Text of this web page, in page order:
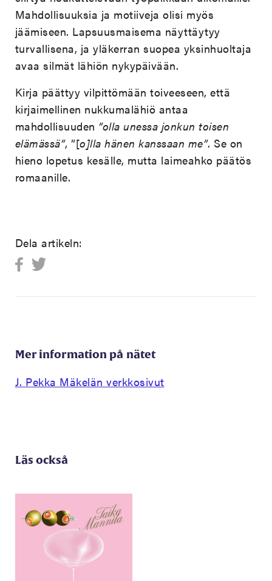
Mahdollisuuksia ja motiiveja olisi myös
jäämiseen. Lapsuusmaisema näyttäytyy
turvallisena, ja yläkerran suopea yksinhuoltaja
avaa silmät lähiön nykypäivään.
Kirja päättyy vilpittömään toiveeseen, että
kirjaimellinen nukkumalähiö antaa
mahdollisuuden ”olla unessa jonkun toisen
elämässä”, ”[o]lla hänen kanssaan me”. Se on
hieno lopetus kesälle, mutta laimeahko päätös
romaanille.
Dela artikeln:
Mer information på nätet
J. Pekka Mäkelän verkkosivut
Läs också